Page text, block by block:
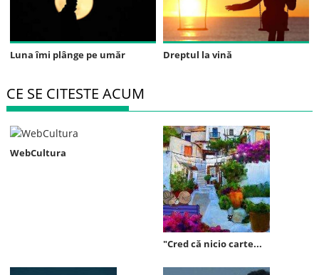
Luna îmi plânge pe umăr Dreptul la vină
CE SE CITESTE ACUM
WebCultura
"Cred că nicio carte...